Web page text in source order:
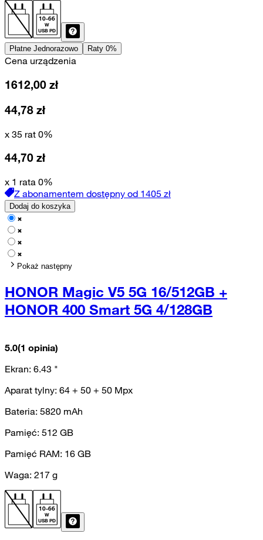
10-66
W
USB PD
Płatne Jednorazowo Raty 0%
Cena urządzenia
1612,00 zł
44,78 zł
x 35 rat 0%
44,70 zł
x 1 rata 0%
Z abonamentem dostępny od 1405 zł
Dodaj do koszyka
Pokaż następny
HONOR Magic V5 5G 16/512GB +
HONOR 400 Smart 5G 4/128GB
5.0(1 opinia)
Ekran: 6.43 "
Aparat tylny: 64 + 50 + 50 Mpx
Bateria: 5820 mAh
Pamięć: 512 GB
Pamięć RAM: 16 GB
Waga: 217 g
10-66
W
USB PD